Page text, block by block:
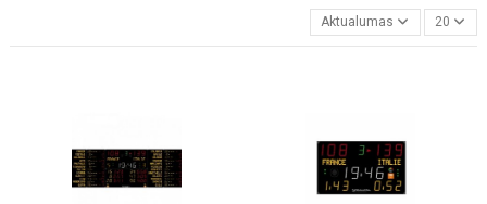
Aktualumas 20